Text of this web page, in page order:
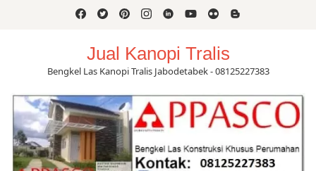
Jual Kanopi Tralis
Bengkel Las Kanopi Tralis Jabodetabek - 08125227383